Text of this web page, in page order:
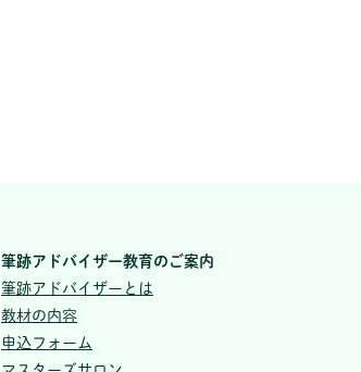
筆跡アドバイザー教育のご案内
筆跡アドバイザーとは
教材の内容
申込フォーム